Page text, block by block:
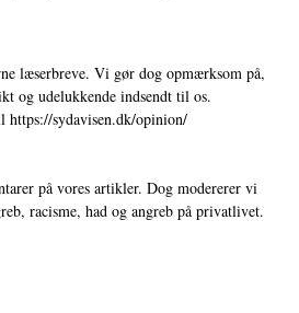
læserbreve. Vi gør dog opmærksom på,
og udelukkende indsendt til os.
https://sydavisen.dk/opinion/
på vores artikler. Dog modererer vi
racisme, had og angreb på privatlivet.